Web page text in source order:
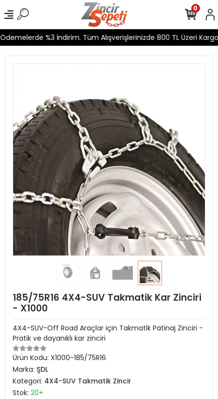
%3 İndirim. Tüm Alışverişlerinizde 800 TL Üzeri Kargo
0
185/75R16 4X4-SUV Takmatik Kar Zinciri
- X1000
4X4-SUV-Off Road Araçlar için Takmatik Patinaj Zinciri -
Pratik ve dayanıklı kar zinciri
Ürün Kodu: X1000-185/75R16
Marka: ŞDL
Kategori: 4X4-SUV Takmatik Zincir
Stok: 20+